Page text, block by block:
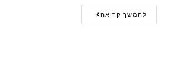
להמשך קריאה